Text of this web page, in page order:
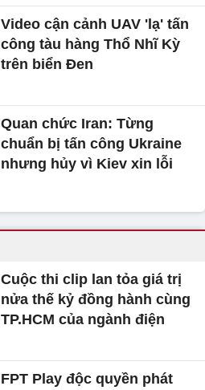
Video cận cảnh UAV 'lạ' tấn
công tàu hàng Thổ Nhĩ Kỳ
trên biển Đen
Quan chức Iran: Từng
chuẩn bị tấn công Ukraine
nhưng hủy vì Kiev xin lỗi
Cuộc thi clip lan tỏa giá trị
nửa thế kỷ đồng hành cùng
TP.HCM của ngành điện
FPT Play độc quyền phát